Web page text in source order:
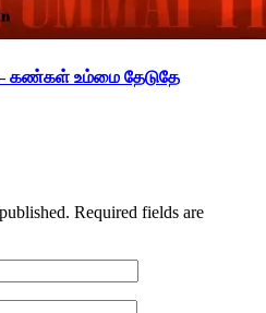
– கண்கள் உம்மை தேடுதே
Required fields are